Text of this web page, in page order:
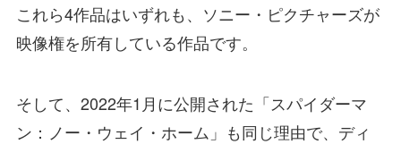
これら4作品はいずれも、ソニー・ピクチャーズが
映像権を所有している作品です。
そして、2022年1月に公開された「スパイダーマ
ン：ノー・ウェイ・ホーム」も同じ理由で、ディ